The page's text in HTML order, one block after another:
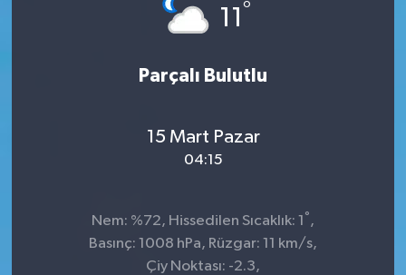
11 °
Parçalı Bulutlu
15 Mart Pazar
04:15
Nem: %72, Hissedilen Sıcaklık: 1 ° ,
Basınç: 1008 hPa, Rüzgar: 11 km/s,
Çiy Noktası: -2.3,